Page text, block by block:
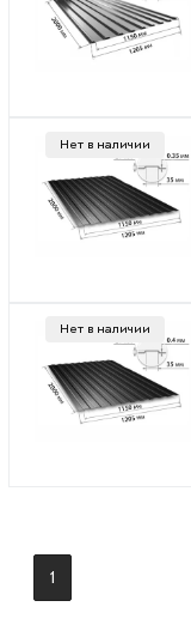
Нет в наличии
Нет в наличии
1